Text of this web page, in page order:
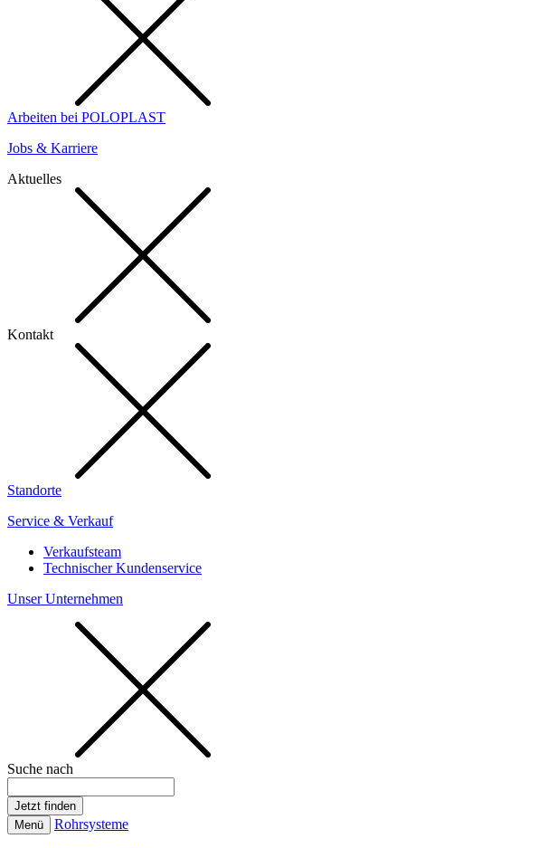
Arbeiten bei POLOPLAST
Jobs & Karriere
Aktuelles
Kontakt
Standorte
Service & Verkauf
Verkaufsteam
Technischer Kundenservice
Unser Unternehmen
Suche nach
Menü Rohrsysteme